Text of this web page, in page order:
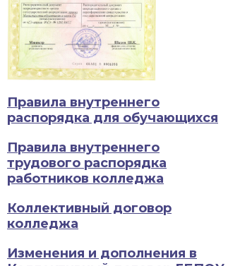
Правила внутреннего
распорядка для обучающихся
Правила внутреннего
трудового распорядка
работников колледжа
Коллективный договор
колледжа
Изменения и дополнения в